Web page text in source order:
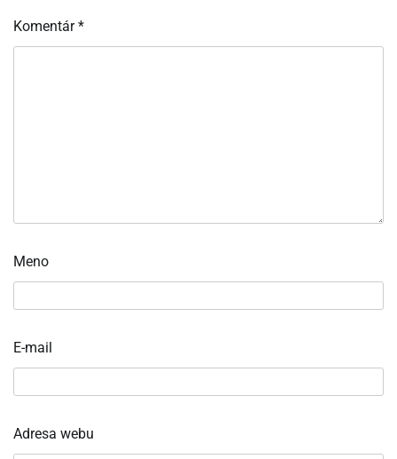
Komentár*
Meno
E-mail
Adresa webu